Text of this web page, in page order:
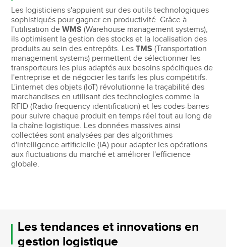
Les logisticiens s'appuient sur des outils technologiques
sophistiqués pour gagner en productivité. Grâce à
l'utilisation deWMS (Warehouse management systems),
ils optimisent la gestion des stocks et la localisation des
produits au sein des entrepôts. LesTMS (Transportation
management systems) permettent de sélectionner les
transporteurs les plus adaptés aux besoins spécifiques de
l'entreprise et de négocier les tarifs les plus compétitifs.
L'internet des objets (IoT) révolutionne la traçabilité des
marchandises en utilisant des technologies comme la
RFID (Radio frequency identification) et les codes-barres
pour suivre chaque produit en temps réel tout au long de
la chaîne logistique. Les données massives ainsi
collectées sont analysées par des algorithmes
d'intelligence artificielle (IA) pour adapter les opérations
aux fluctuations du marché et améliorer l'efficience
globale.
Les tendances et innovations en
gestion logistique